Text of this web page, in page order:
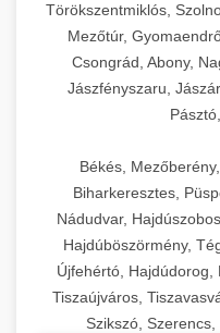
Törökszentmiklós,
Mezőtúr,
Csongrád, Abony,
Jászfényszaru,
Békés,
Biharkeresztes,
Nádudvar,
Hajdúböszörmény,
Újfehértó, Hajdúdorog,
Tiszaújváros,
Szikszó,